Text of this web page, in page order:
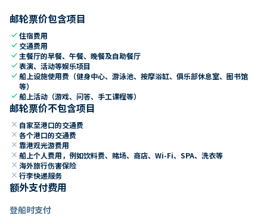
邮轮票价包含项目
check住宿费用
check 交通费用
check 主餐厅的早餐、午餐、晚餐及自助餐厅
check表演、活动等娱乐项目
check船上设施使用费（健身中心、游泳池、按摩浴缸、俱乐部休息室、图书馆
等）
check船上活动（游戏、问答、手工课程等）
邮轮票价不包含项目
close 自家至港口的交通费
close 各个港口的交通费
close 靠港观光游费用
close 船上个人费用，例如饮料费、赌场、商店、Wi-Fi、SPA、洗衣等
close 海外旅行伤害保险
close 行李快递服务
额外支付费用
登船时支付